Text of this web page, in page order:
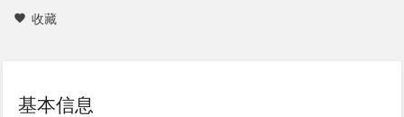
收藏
基本信息